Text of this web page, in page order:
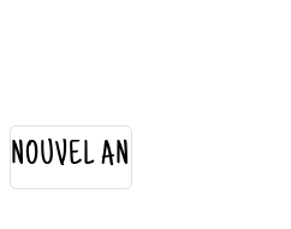
NOUVEL AN